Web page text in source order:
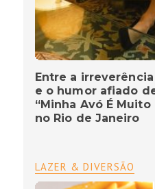
Entre a
e o humor afiado
“Minha Avó É
no Rio de Janeiro
LAZER & DIVERSÃO